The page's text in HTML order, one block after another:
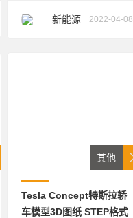
新能源 2022-04-08
其他
Tesla Concept特斯拉轿
车模型3D图纸 STEP格式